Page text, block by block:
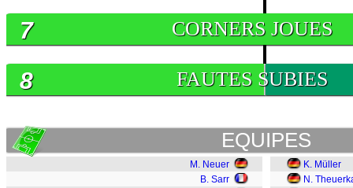
CORNERS JOUES
7
FAUTES SUBIES
8
EQUIPES
M. Neuer
B. Sarr
K. Müller
N.